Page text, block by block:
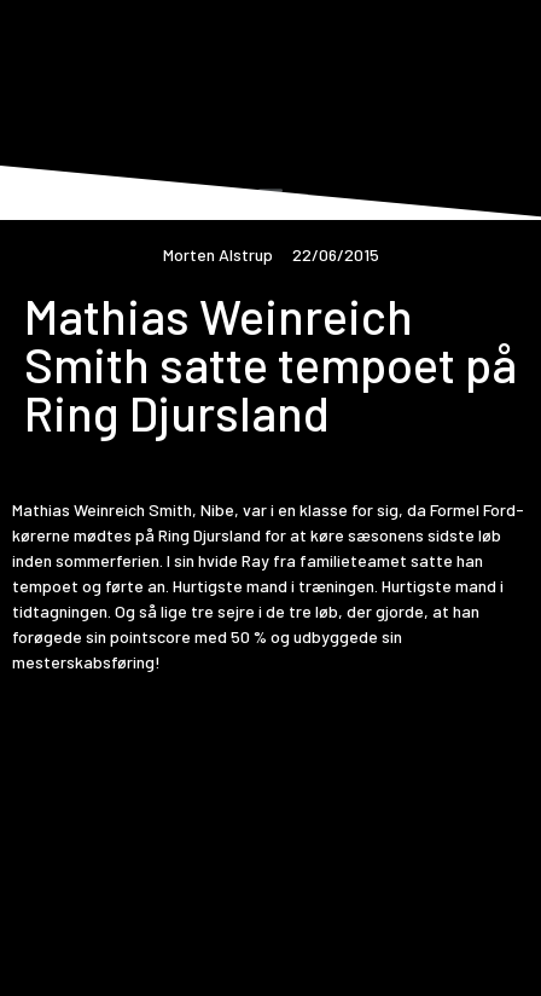
Morten Alstrup 22/06/2015
Mathias Weinreich
Smith satte tempoet på
Ring Djursland
Mathias Weinreich Smith, Nibe, var i en klasse for sig, da Formel Ford-
kørerne mødtes på Ring Djursland for at køre sæsonens sidste løb
inden sommerferien. I sin hvide Ray fra familieteamet satte han
tempoet og førte an. Hurtigste mand i træningen. Hurtigste mand i
tidtagningen. Og så lige tre sejre i de tre løb, der gjorde, at han
forøgede sin pointscore med 50 % og udbyggede sin
mesterskabsføring!